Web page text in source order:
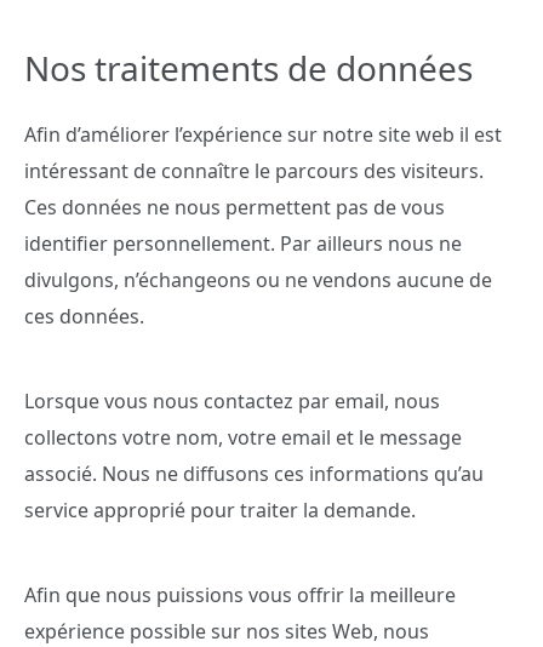
Nos traitements de données
Afin d’améliorer l’expérience sur notre site web il est
intéressant de connaître le parcours des visiteurs.
Ces données ne nous permettent pas de vous
identifier personnellement. Par ailleurs nous ne
divulgons, n’échangeons ou ne vendons aucune de
ces données.
Lorsque vous nous contactez par email, nous
collectons votre nom, votre email et le message
associé. Nous ne diffusons ces informations qu’au
service approprié pour traiter la demande.
Afin que nous puissions vous offrir la meilleure
expérience possible sur nos sites Web, nous